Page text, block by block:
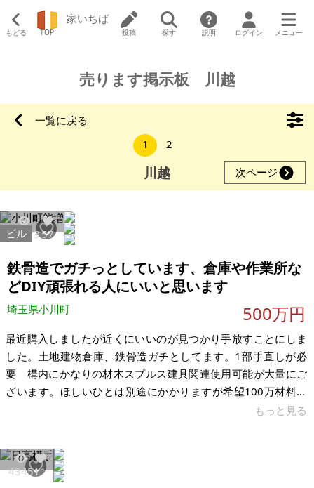
もどる TOP
家いちば
投稿 探す 説明 ログイン メニュー
売ります掲示板 川越
一覧に戻る
1
2
川越 次ページ
1421357
ビル
鉄骨造でガチっとしています、倉庫や作業所な
どDIY頑張れる人にいいと思います
埼玉県小川町 500万円
最近購入しましたが近くにいいのが見つかり手放すことにしま
した。土地建物倉庫、鉄骨造ガチとしてます。1部手直しが必
要 構内にかなりの材木スプルス建具関連使用可能が大量にご
ざいます。ほしいひとは別途にかかりますが希望100万材料だ
け希望です。それはそれ、建物のまわり静かで住宅がポツンと
静かで良いところです。土地建物倉庫いろいろな使い道があり
ます。外壁がすこし塞dyi。倉庫、修理やさん、作業場ほか、
もっと見る
434511